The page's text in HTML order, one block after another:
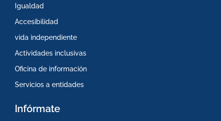
Igualdad
Accesibilidad
vida independiente
Actividades inclusivas
Oficina de información
Servicios a entidades
Infórmate